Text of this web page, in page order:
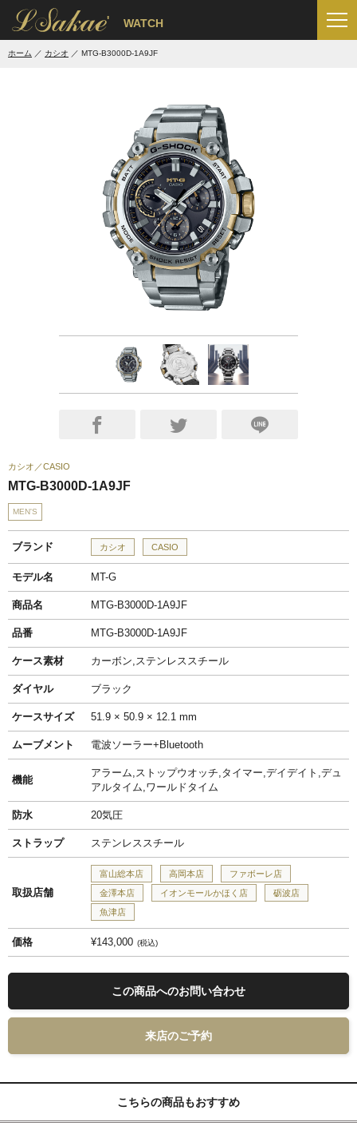
' WATCH
ホーム カシオ MTG-B3000D-1A9JF
カシオ CASIO
MTG-B3000D-1A9JF
MEN'S
ブランド カシオ CASIO
モデル名 MT-G
商品名 MTG-B3000D-1A9JF
品番 MTG-B3000D-1A9JF
ケース素材 カーボン,ステンレススチール
ダイヤル ブラック
ケースサイズ 51.9 × 50.9 × 12.1 mm
ムーブメント 電波ソーラー+Bluetooth
機能
アラーム,ストップウオッチ,タイマー,デイデイト,デュ
アルタイム,ワールドタイム
防水 20気圧
ストラップ ステンレススチール
取扱店舗
富山総本店 高岡本店
ファボーレ店
金澤本店
イオンモールかほく店
砺波店
魚津店
価格 ¥143,000 税込
この商品へのお問い合わせ
来店のご予約
こちらの商品もおすすめ